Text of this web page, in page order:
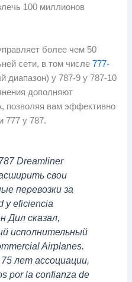
100 миллионов
более чем 50
сети, в том числе777-
диапазон) у 787-9 у 787-10
дополняют
позволяя вам эффективно
777 у 787.
Dreamliner
свои
перевозки за
y eficiencia
Дил сказал,
исполнительный
Airplanes.
лет ассоциации,
por la confianza de